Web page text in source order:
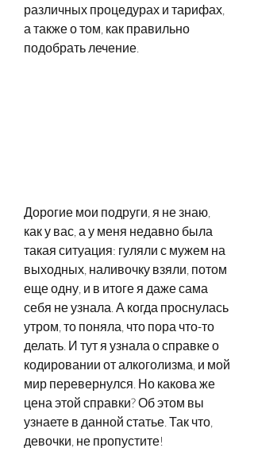
различных процедурах и тарифах,
а также о том, как правильно
подобрать лечение.
Дорогие мои подруги, я не знаю,
как у вас, а у меня недавно была
такая ситуация: гуляли с мужем на
выходных, наливочку взяли, потом
еще одну, и в итоге я даже сама
себя не узнала. А когда проснулась
утром, то поняла, что пора что-то
делать. И тут я узнала о справке о
кодировании от алкоголизма, и мой
мир перевернулся. Но какова же
цена этой справки? Об этом вы
узнаете в данной статье. Так что,
девочки, не пропустите!